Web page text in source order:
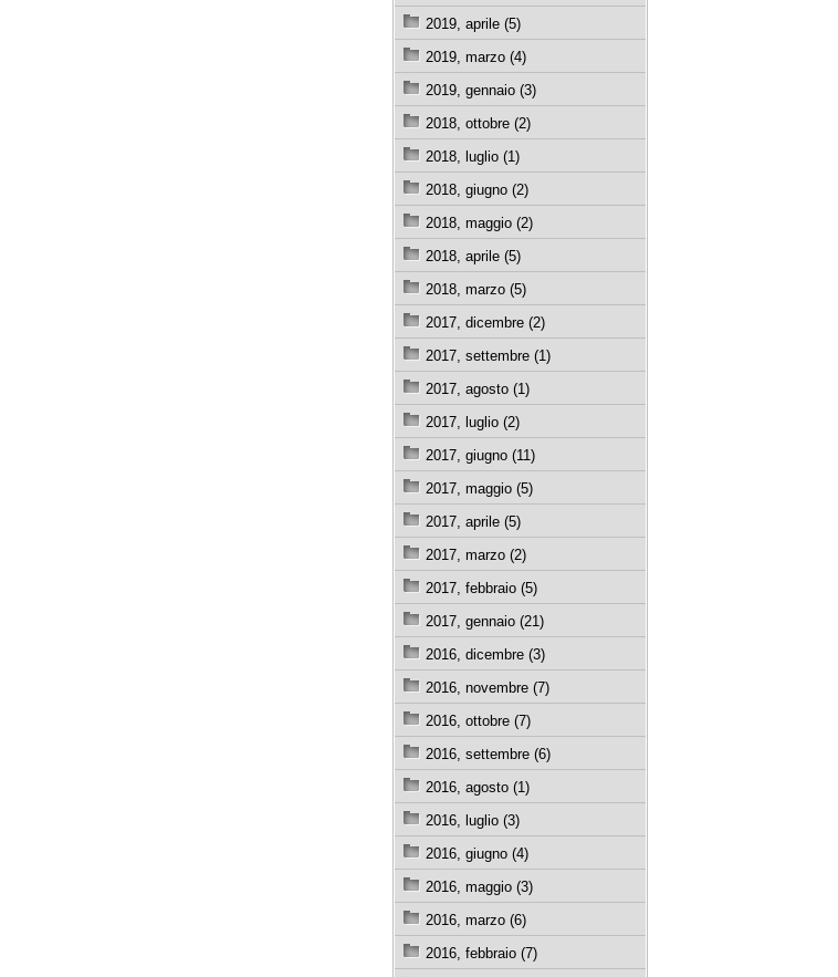
2019, aprile (5)
2019, marzo (4)
2019, gennaio (3)
2018, ottobre (2)
2018, luglio (1)
2018, giugno (2)
2018, maggio (2)
2018, aprile (5)
2018, marzo (5)
2017, dicembre (2)
2017, settembre (1)
2017, agosto (1)
2017, luglio (2)
2017, giugno (11)
2017, maggio (5)
2017, aprile (5)
2017, marzo (2)
2017, febbraio (5)
2017, gennaio (21)
2016, dicembre (3)
2016, novembre (7)
2016, ottobre (7)
2016, settembre (6)
2016, agosto (1)
2016, luglio (3)
2016, giugno (4)
2016, maggio (3)
2016, marzo (6)
2016, febbraio (7)